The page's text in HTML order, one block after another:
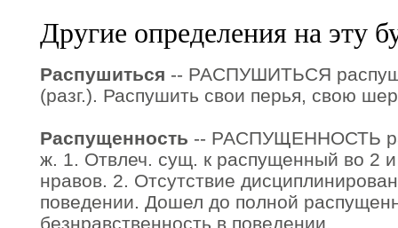
Другие определения на эту
Распушиться -- РАСПУШИТЬСЯ
(разг.). Распушить свои перья, свою
Распущенность -- РАСПУЩЕННОСТЬ
ж. 1. Отвлеч. сущ. к распущенный во 2
нравов. 2. Отсутствие
поведении. Дошел до полной
безнравственность в поведении.